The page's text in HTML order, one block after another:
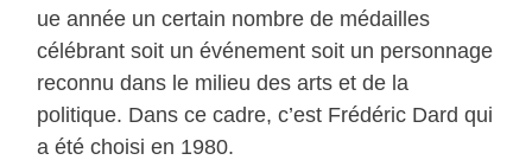
ue année un certain nombre de médailles
célébrant soit un événement soit un personnage
reconnu dans le milieu des arts et de la
politique. Dans ce cadre, c’est Frédéric Dard qui
a été choisi en 1980.